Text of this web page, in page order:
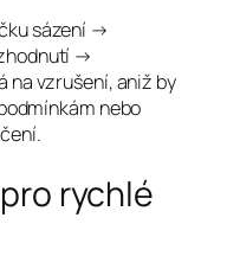
sázení →
→
na vzrušení, aniž by
nebo
rychlé